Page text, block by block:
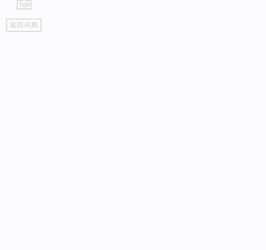
go
top
返回词典